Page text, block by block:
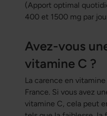
(Apport optimal
400 et 1500 mg par
Avez-vous
vitamine C ?
La carence en
France. Si vous avez
vitamine C, cela peut